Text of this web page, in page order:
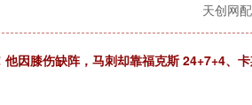
天创网
因膝伤缺阵，马刺却靠福克斯 24+7+4、